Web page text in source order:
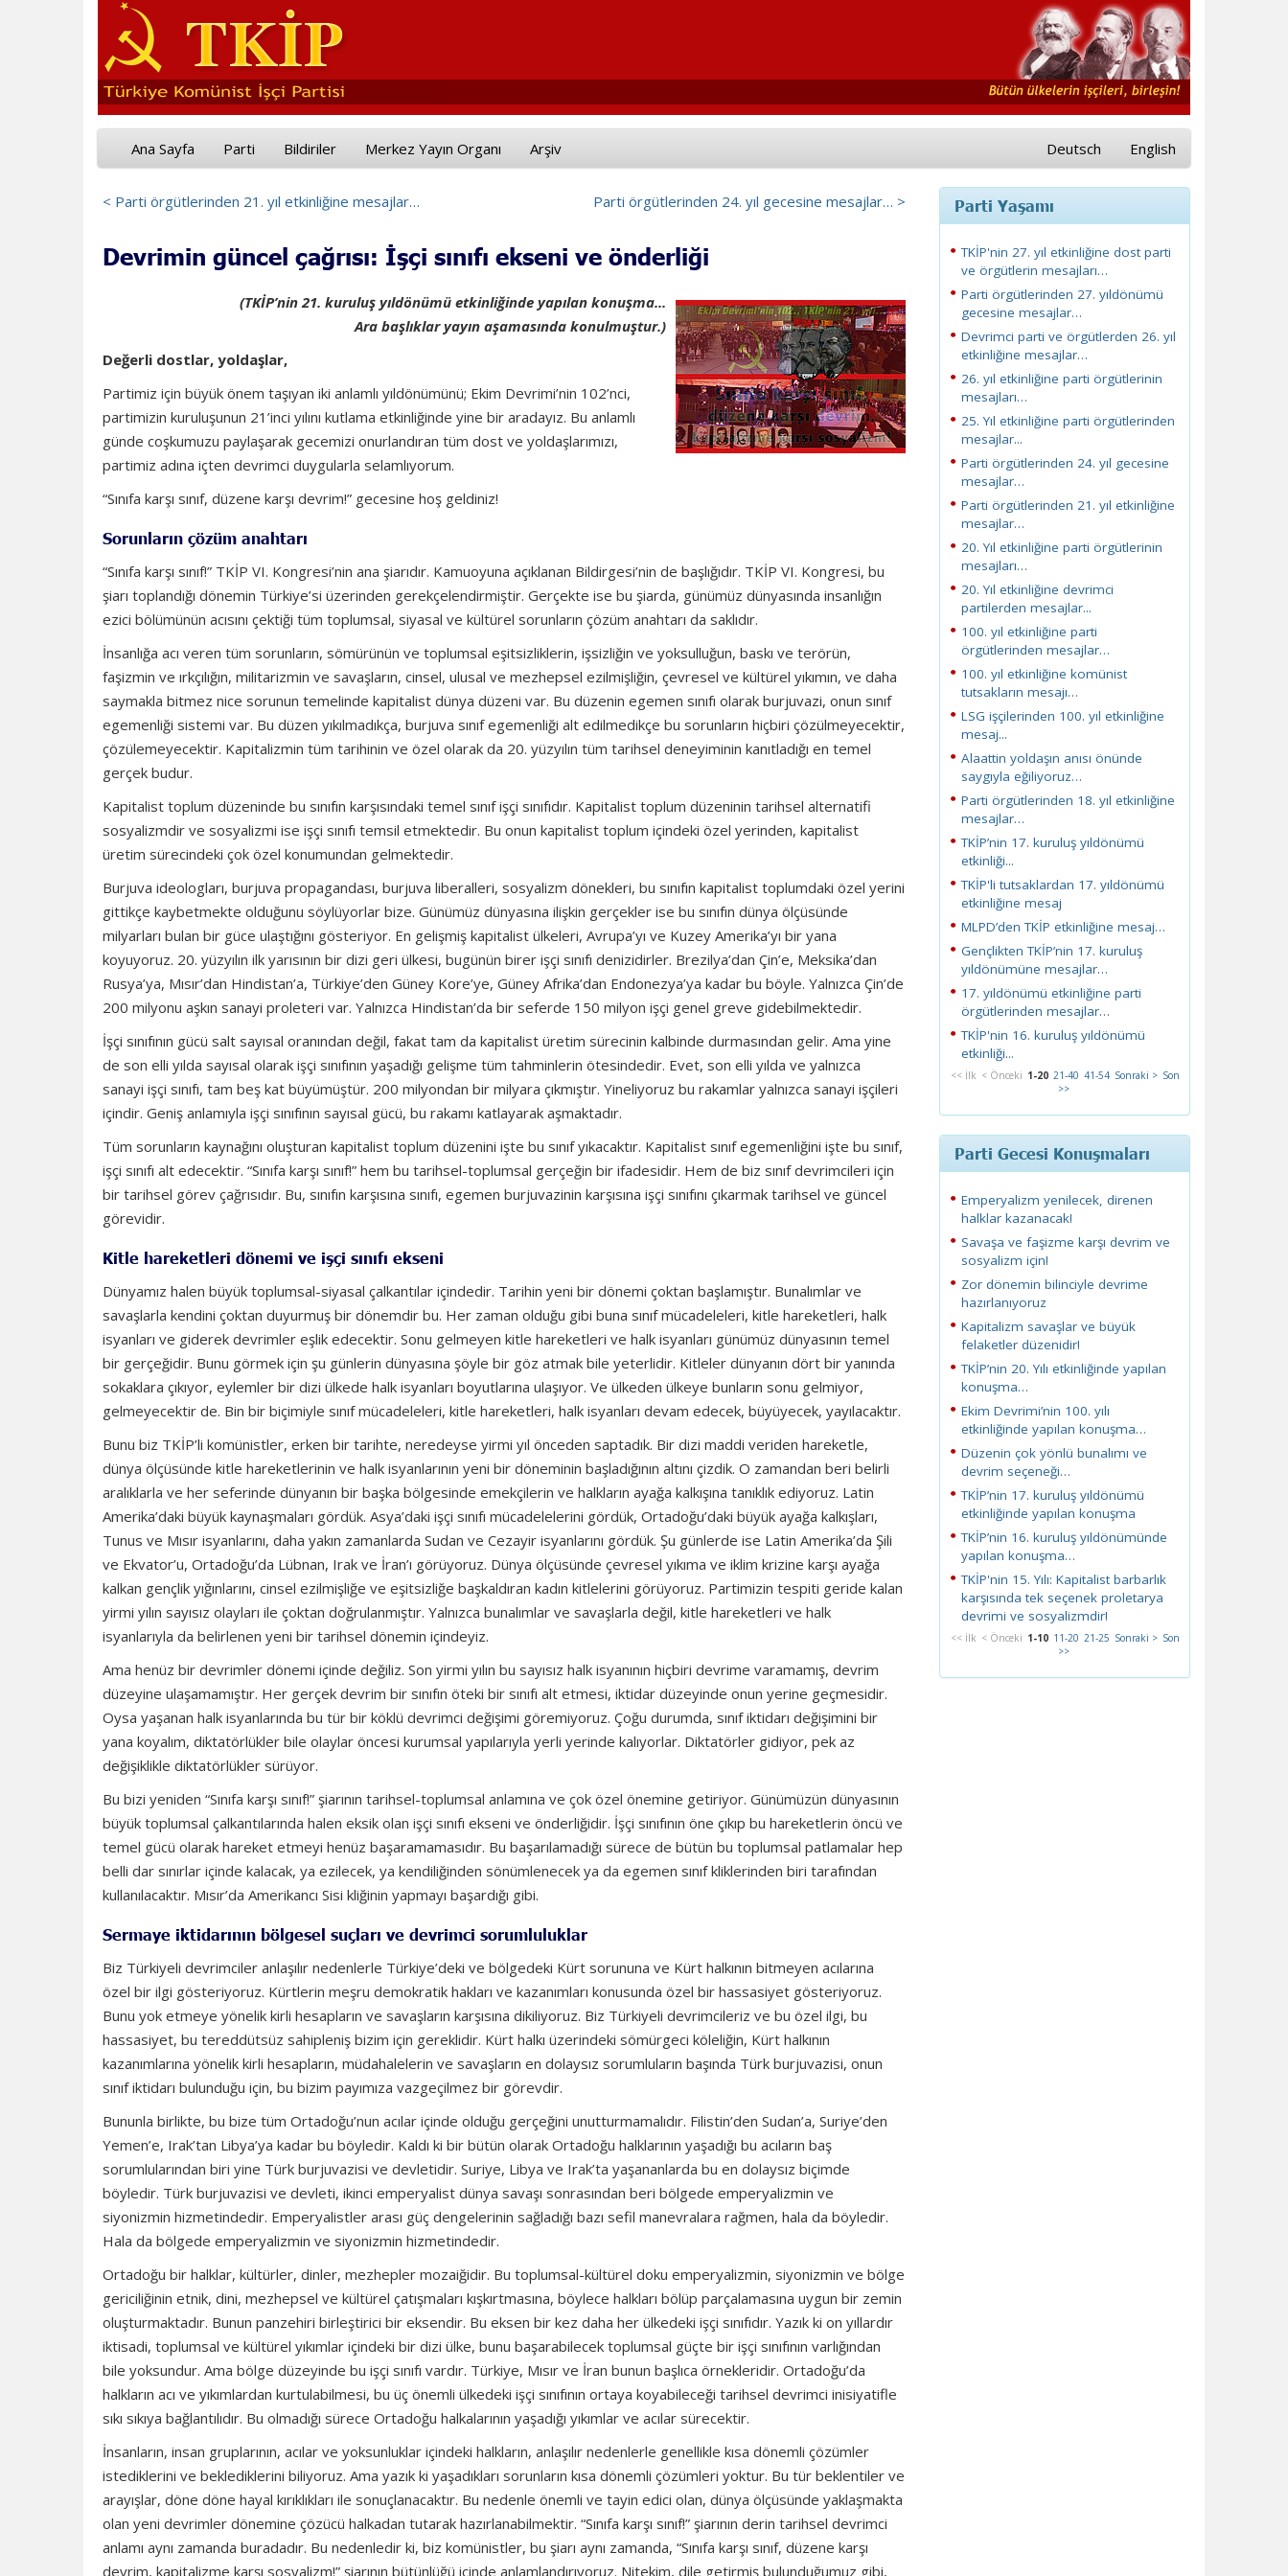
Ana Sayfa Parti Bildiriler Merkez Yayın Organı Arşiv Deutsch English
Parti örgütlerinden 24. yıl gecesine mesajlar… >
< Parti örgütlerinden 21. yıl etkinliğine mesajlar…
Devrimin güncel çağrısı: İşçi sınıfı ekseni ve önderliği
(TKİP’nin 21. kuruluş yıldönümü etkinliğinde yapılan konuşma...
Ara başlıklar yayın aşamasında konulmuştur.)
Değerli dostlar, yoldaşlar,
Partimiz için büyük önem taşıyan iki anlamlı yıldönümünü; Ekim Devrimi’nin 102’nci,
partimizin kuruluşunun 21’inci yılını kutlama etkinliğinde yine bir aradayız. Bu anlamlı
günde coşkumuzu paylaşarak gecemizi onurlandıran tüm dost ve yoldaşlarımızı,
partimiz adına içten devrimci duygularla selamlıyorum.
“Sınıfa karşı sınıf, düzene karşı devrim!” gecesine hoş geldiniz!
Sorunların çözüm anahtarı
“Sınıfa karşı sınıf!” TKİP VI. Kongresi’nin ana şiarıdır. Kamuoyuna açıklanan Bildirgesi’nin de başlığıdır. TKİP VI. Kongresi, bu
şiarı toplandığı dönemin Türkiye’si üzerinden gerekçelendirmiştir. Gerçekte ise bu şiarda, günümüz dünyasında insanlığın
ezici bölümünün acısını çektiği tüm toplumsal, siyasal ve kültürel sorunların çözüm anahtarı da saklıdır.
İnsanlığa acı veren tüm sorunların, sömürünün ve toplumsal eşitsizliklerin, işsizliğin ve yoksulluğun, baskı ve terörün,
faşizmin ve ırkçılığın, militarizmin ve savaşların, cinsel, ulusal ve mezhepsel ezilmişliğin, çevresel ve kültürel yıkımın, ve daha
saymakla bitmez nice sorunun temelinde kapitalist dünya düzeni var. Bu düzenin egemen sınıfı olarak burjuvazi, onun sınıf
egemenliği sistemi var. Bu düzen yıkılmadıkça, burjuva sınıf egemenliği alt edilmedikçe bu sorunların hiçbiri çözülmeyecektir,
çözülemeyecektir. Kapitalizmin tüm tarihinin ve özel olarak da 20. yüzyılın tüm tarihsel deneyiminin kanıtladığı en temel
gerçek budur.
Kapitalist toplum düzeninde bu sınıfın karşısındaki temel sınıf işçi sınıfıdır. Kapitalist toplum düzeninin tarihsel alternatifi
sosyalizmdir ve sosyalizmi ise işçi sınıfı temsil etmektedir. Bu onun kapitalist toplum içindeki özel yerinden, kapitalist
üretim sürecindeki çok özel konumundan gelmektedir.
Burjuva ideologları, burjuva propagandası, burjuva liberalleri, sosyalizm dönekleri, bu sınıfın kapitalist toplumdaki özel yerini
gittikçe kaybetmekte olduğunu söylüyorlar bize. Günümüz dünyasına ilişkin gerçekler ise bu sınıfın dünya ölçüsünde
milyarları bulan bir güce ulaştığını gösteriyor. En gelişmiş kapitalist ülkeleri, Avrupa’yı ve Kuzey Amerika’yı bir yana
koyuyoruz. 20. yüzyılın ilk yarısının bir dizi geri ülkesi, bugünün birer işçi sınıfı denizidirler. Brezilya’dan Çin’e, Meksika’dan
Rusya’ya, Mısır’dan Hindistan’a, Türkiye’den Güney Kore’ye, Güney Afrika’dan Endonezya’ya kadar bu böyle. Yalnızca Çin’de
200 milyonu aşkın sanayi proleteri var. Yalnızca Hindistan’da bir seferde 150 milyon işçi genel greve gidebilmektedir.
İşçi sınıfının gücü salt sayısal oranından değil, fakat tam da kapitalist üretim sürecinin kalbinde durmasından gelir. Ama yine
de son elli yılda sayısal olarak işçi sınıfının yaşadığı gelişme tüm tahminlerin ötesindedir. Evet, son elli yılda ve yalnızca
sanayi işçi sınıfı, tam beş kat büyümüştür. 200 milyondan bir milyara çıkmıştır. Yineliyoruz bu rakamlar yalnızca sanayi işçileri
içindir. Geniş anlamıyla işçi sınıfının sayısal gücü, bu rakamı katlayarak aşmaktadır.
Tüm sorunların kaynağını oluşturan kapitalist toplum düzenini işte bu sınıf yıkacaktır. Kapitalist sınıf egemenliğini işte bu sınıf,
işçi sınıfı alt edecektir. “Sınıfa karşı sınıf!” hem bu tarihsel-toplumsal gerçeğin bir ifadesidir. Hem de biz sınıf devrimcileri için
bir tarihsel görev çağrısıdır. Bu, sınıfın karşısına sınıfı, egemen burjuvazinin karşısına işçi sınıfını çıkarmak tarihsel ve güncel
görevidir.
Kitle hareketleri dönemi ve işçi sınıfı ekseni
Dünyamız halen büyük toplumsal-siyasal çalkantılar içindedir. Tarihin yeni bir dönemi çoktan başlamıştır. Bunalımlar ve
savaşlarla kendini çoktan duyurmuş bir dönemdir bu. Her zaman olduğu gibi buna sınıf mücadeleleri, kitle hareketleri, halk
isyanları ve giderek devrimler eşlik edecektir. Sonu gelmeyen kitle hareketleri ve halk isyanları günümüz dünyasının temel
bir gerçeğidir. Bunu görmek için şu günlerin dünyasına şöyle bir göz atmak bile yeterlidir. Kitleler dünyanın dört bir yanında
sokaklara çıkıyor, eylemler bir dizi ülkede halk isyanları boyutlarına ulaşıyor. Ve ülkeden ülkeye bunların sonu gelmiyor,
gelmeyecektir de. Bin bir biçimiyle sınıf mücadeleleri, kitle hareketleri, halk isyanları devam edecek, büyüyecek, yayılacaktır.
Bunu biz TKİP’li komünistler, erken bir tarihte, neredeyse yirmi yıl önceden saptadık. Bir dizi maddi veriden hareketle,
dünya ölçüsünde kitle hareketlerinin ve halk isyanlarının yeni bir döneminin başladığının altını çizdik. O zamandan beri belirli
aralıklarla ve her seferinde dünyanın bir başka bölgesinde emekçilerin ve halkların ayağa kalkışına tanıklık ediyoruz. Latin
Amerika’daki büyük kaynaşmaları gördük. Asya’daki işçi sınıfı mücadelelerini gördük, Ortadoğu’daki büyük ayağa kalkışları,
Tunus ve Mısır isyanlarını, daha yakın zamanlarda Sudan ve Cezayir isyanlarını gördük. Şu günlerde ise Latin Amerika’da Şili
ve Ekvator’u, Ortadoğu’da Lübnan, Irak ve İran’ı görüyoruz. Dünya ölçüsünde çevresel yıkıma ve iklim krizine karşı ayağa
kalkan gençlik yığınlarını, cinsel ezilmişliğe ve eşitsizliğe başkaldıran kadın kitlelerini görüyoruz. Partimizin tespiti geride kalan
yirmi yılın sayısız olayları ile çoktan doğrulanmıştır. Yalnızca bunalımlar ve savaşlarla değil, kitle hareketleri ve halk
isyanlarıyla da belirlenen yeni bir tarihsel dönemin içindeyiz.
Ama henüz bir devrimler dönemi içinde değiliz. Son yirmi yılın bu sayısız halk isyanının hiçbiri devrime varamamış, devrim
düzeyine ulaşamamıştır. Her gerçek devrim bir sınıfın öteki bir sınıfı alt etmesi, iktidar düzeyinde onun yerine geçmesidir.
Oysa yaşanan halk isyanlarında bu tür bir köklü devrimci değişimi göremiyoruz. Çoğu durumda, sınıf iktidarı değişimini bir
yana koyalım, diktatörlükler bile olaylar öncesi kurumsal yapılarıyla yerli yerinde kalıyorlar. Diktatörler gidiyor, pek az
değişiklikle diktatörlükler sürüyor.
Bu bizi yeniden “Sınıfa karşı sınıf!” şiarının tarihsel-toplumsal anlamına ve çok özel önemine getiriyor. Günümüzün dünyasının
büyük toplumsal çalkantılarında halen eksik olan işçi sınıfı ekseni ve önderliğidir. İşçi sınıfının öne çıkıp bu hareketlerin öncü ve
temel gücü olarak hareket etmeyi henüz başaramamasıdır. Bu başarılamadığı sürece de bütün bu toplumsal patlamalar hep
belli dar sınırlar içinde kalacak, ya ezilecek, ya kendiliğinden sönümlenecek ya da egemen sınıf kliklerinden biri tarafından
kullanılacaktır. Mısır’da Amerikancı Sisi kliğinin yapmayı başardığı gibi.
Sermaye iktidarının bölgesel suçları ve devrimci sorumluluklar
Biz Türkiyeli devrimciler anlaşılır nedenlerle Türkiye’deki ve bölgedeki Kürt sorununa ve Kürt halkının bitmeyen acılarına
özel bir ilgi gösteriyoruz. Kürtlerin meşru demokratik hakları ve kazanımları konusunda özel bir hassasiyet gösteriyoruz.
Bunu yok etmeye yönelik kirli hesapların ve savaşların karşısına dikiliyoruz. Biz Türkiyeli devrimcileriz ve bu özel ilgi, bu
hassasiyet, bu tereddütsüz sahipleniş bizim için gereklidir. Kürt halkı üzerindeki sömürgeci köleliğin, Kürt halkının
kazanımlarına yönelik kirli hesapların, müdahalelerin ve savaşların en dolaysız sorumluların başında Türk burjuvazisi, onun
sınıf iktidarı bulunduğu için, bu bizim payımıza vazgeçilmez bir görevdir.
Bununla birlikte, bu bize tüm Ortadoğu’nun acılar içinde olduğu gerçeğini unutturmamalıdır. Filistin’den Sudan’a, Suriye’den
Yemen’e, Irak’tan Libya’ya kadar bu böyledir. Kaldı ki bir bütün olarak Ortadoğu halklarının yaşadığı bu acıların baş
sorumlularından biri yine Türk burjuvazisi ve devletidir. Suriye, Libya ve Irak’ta yaşananlarda bu en dolaysız biçimde
böyledir. Türk burjuvazisi ve devleti, ikinci emperyalist dünya savaşı sonrasından beri bölgede emperyalizmin ve
siyonizmin hizmetindedir. Emperyalistler arası güç dengelerinin sağladığı bazı sefil manevralara rağmen, hala da böyledir.
Hala da bölgede emperyalizmin ve siyonizmin hizmetindedir.
Ortadoğu bir halklar, kültürler, dinler, mezhepler mozaiğidir. Bu toplumsal-kültürel doku emperyalizmin, siyonizmin ve bölge
gericiliğinin etnik, dini, mezhepsel ve kültürel çatışmaları kışkırtmasına, böylece halkları bölüp parçalamasına uygun bir zemin
oluşturmaktadır. Bunun panzehiri birleştirici bir eksendir. Bu eksen bir kez daha her ülkedeki işçi sınıfıdır. Yazık ki on yıllardır
iktisadi, toplumsal ve kültürel yıkımlar içindeki bir dizi ülke, bunu başarabilecek toplumsal güçte bir işçi sınıfının varlığından
bile yoksundur. Ama bölge düzeyinde bu işçi sınıfı vardır. Türkiye, Mısır ve İran bunun başlıca örnekleridir. Ortadoğu’da
halkların acı ve yıkımlardan kurtulabilmesi, bu üç önemli ülkedeki işçi sınıfının ortaya koyabileceği tarihsel devrimci inisiyatifle
sıkı sıkıya bağlantılıdır. Bu olmadığı sürece Ortadoğu halkalarının yaşadığı yıkımlar ve acılar sürecektir.
İnsanların, insan gruplarının, acılar ve yoksunluklar içindeki halkların, anlaşılır nedenlerle genellikle kısa dönemli çözümler
istediklerini ve beklediklerini biliyoruz. Ama yazık ki yaşadıkları sorunların kısa dönemli çözümleri yoktur. Bu tür beklentiler ve
arayışlar, döne döne hayal kırıklıkları ile sonuçlanacaktır. Bu nedenle önemli ve tayin edici olan, dünya ölçüsünde yaklaşmakta
olan yeni devrimler dönemine çözücü halkadan tutarak hazırlanabilmektir. “Sınıfa karşı sınıf!” şiarının derin tarihsel devrimci
anlamı aynı zamanda buradadır. Bu nedenledir ki, biz komünistler, bu şiarı aynı zamanda, “Sınıfa karşı sınıf, düzene karşı
devrim, kapitalizme karşı sosyalizm!” şiarının bütünlüğü içinde anlamlandırıyoruz. Nitekim, dile getirmiş bulunduğumuz gibi,
Parti Yaşamı
TKİP'nin 27. yıl etkinliğine dost parti
ve örgütlerin mesajları…
Parti örgütlerinden 27. yıldönümü
gecesine mesajlar…
Devrimci parti ve örgütlerden 26. yıl
etkinliğine mesajlar…
26. yıl etkinliğine parti örgütlerinin
mesajları…
25. Yıl etkinliğine parti örgütlerinden
mesajlar...
Parti örgütlerinden 24. yıl gecesine
mesajlar…
Parti örgütlerinden 21. yıl etkinliğine
mesajlar…
20. Yıl etkinliğine parti örgütlerinin
mesajları…
20. Yıl etkinliğine devrimci
partilerden mesajlar...
100. yıl etkinliğine parti
örgütlerinden mesajlar…
100. yıl etkinliğine komünist
tutsakların mesajı…
LSG işçilerinden 100. yıl etkinliğine
mesaj...
Alaattin yoldaşın anısı önünde
saygıyla eğiliyoruz…
Parti örgütlerinden 18. yıl etkinliğine
mesajlar…
TKİP’nin 17. kuruluş yıldönümü
etkinliği...
TKİP'li tutsaklardan 17. yıldönümü
etkinliğine mesaj
MLPD’den TKİP etkinliğine mesaj…
Gençlikten TKİP’nin 17. kuruluş
yıldönümüne mesajlar…
17. yıldönümü etkinliğine parti
örgütlerinden mesajlar…
TKİP'nin 16. kuruluş yıldönümü
etkinliği...
<< İlk < Önceki 1-20 21-40 41-54 Sonraki > Son
>>
Parti Gecesi Konuşmaları
Emperyalizm yenilecek, direnen
halklar kazanacak!
Savaşa ve faşizme karşı devrim ve
sosyalizm için!
Zor dönemin bilinciyle devrime
hazırlanıyoruz
Kapitalizm savaşlar ve büyük
felaketler düzenidir!
TKİP’nin 20. Yılı etkinliğinde yapılan
konuşma…
Ekim Devrimi’nin 100. yılı
etkinliğinde yapılan konuşma…
Düzenin çok yönlü bunalımı ve
devrim seçeneği…
TKİP’nin 17. kuruluş yıldönümü
etkinliğinde yapılan konuşma
TKİP’nin 16. kuruluş yıldönümünde
yapılan konuşma…
TKİP'nin 15. Yılı: Kapitalist barbarlık
karşısında tek seçenek proletarya
devrimi ve sosyalizmdir!
<< İlk < Önceki 1-10 11-20 21-25 Sonraki > Son
>>